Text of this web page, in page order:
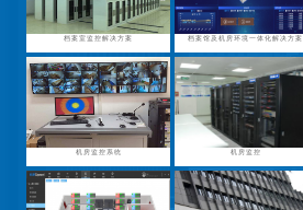
档案室监控解决方案 档案馆及机房环境一体化解决方案
机房监控系统 机房监控